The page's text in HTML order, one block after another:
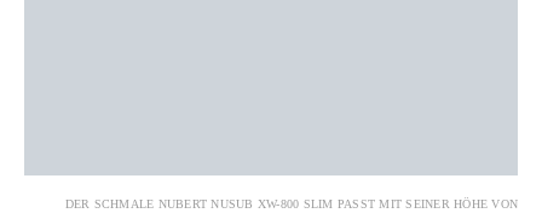
DER SCHMALE NUBERT NUSUB XW-800 SLIM PASST MIT SEINER HÖHE VON